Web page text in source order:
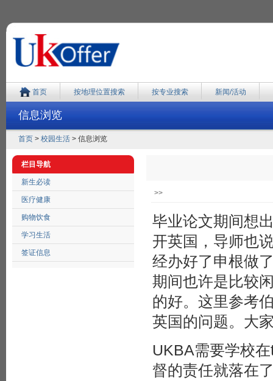
首页 按地理位置搜索 按专业搜索 新闻/活动
信息浏览
首页 > 校园生活 > 信息浏览
栏目导航
新生必读
医疗健康
购物饮食
学习生活
签证信息
>>
毕业论文期间想
开英国，导师也
经办好了申根做
期间也许是比较
的好。这里参考
英国的问题。大
UKBA需要学校
督的责任就落在